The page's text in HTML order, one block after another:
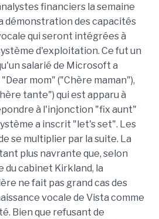
financiers la semaine
démonstration des capacités
qui seront intégrées à
d'exploitation. Ce fut un
salarié de Microsoft a
mom" ("Chère maman"),
tante") qui est apparu à
à l'injonction "fix aunt"
a inscrit "let's set". Les
se multiplier par la suite. La
plus navrante que, selon
du cabinet Kirkland, la
ne fait pas grand cas des
vocale de Vista comme
Bien que refusant de